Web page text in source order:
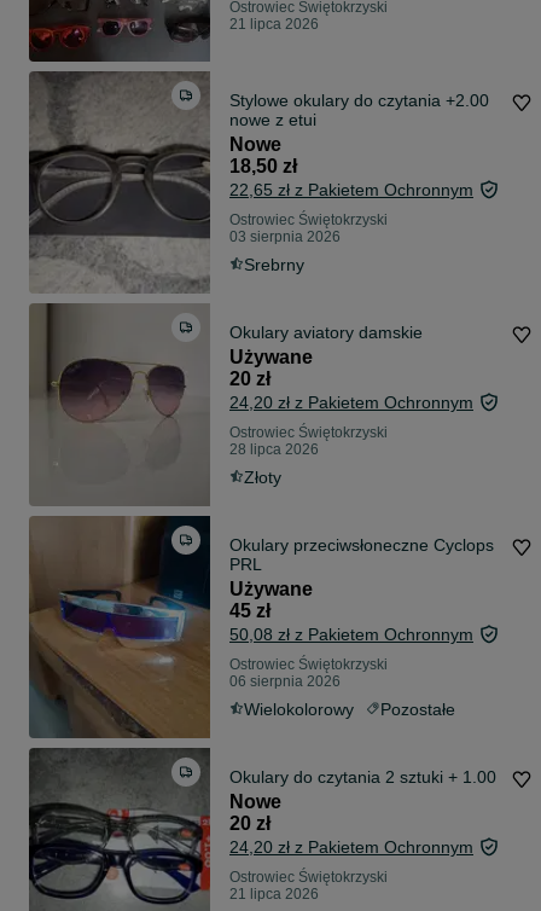
Ostrowiec Świętokrzyski
21 lipca 2026
Stylowe okulary do czytania +2.00
nowe z etui
Nowe
18,50 zł
22,65 zł z Pakietem Ochronnym
Ostrowiec Świętokrzyski
03 sierpnia 2026
Srebrny
Okulary aviatory damskie
Używane
20 zł
24,20 zł z Pakietem Ochronnym
Ostrowiec Świętokrzyski
28 lipca 2026
Złoty
Okulary przeciwsłoneczne Cyclops
PRL
Używane
45 zł
50,08 zł z Pakietem Ochronnym
Ostrowiec Świętokrzyski
06 sierpnia 2026
Wielokolorowy Pozostałe
Okulary do czytania 2 sztuki + 1.00
Nowe
20 zł
24,20 zł z Pakietem Ochronnym
Ostrowiec Świętokrzyski
21 lipca 2026